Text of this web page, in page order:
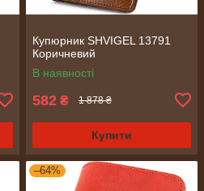
Купюрник SHVIGEL 13791
Коричневий
В наявності
582 ₴ 1 878 ₴
Купити
–64%